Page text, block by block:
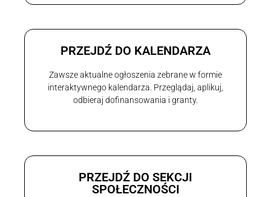
PRZEJDŹ DO KALENDARZA
Zawsze aktualne ogłoszenia zebrane w formie
interaktywnego kalendarza. Przeglądaj, aplikuj,
odbieraj dofinansowania i granty.
PRZEJDŹ DO SEKCJI
SPOŁECZNOŚCI